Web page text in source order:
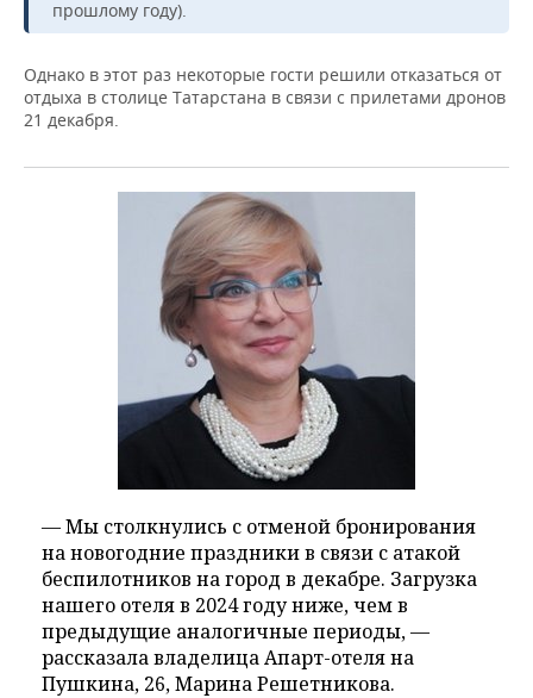
прошлому году).
Однако в этот раз некоторые гости решили отказаться от
отдыха в столице Татарстана в связи с прилетами дронов
21 декабря.
— Мы столкнулись с отменой бронирования
на новогодние праздники в связи с атакой
беспилотников на город в декабре. Загрузка
нашего отеля в 2024 году ниже, чем в
предыдущие аналогичные периоды, —
рассказала владелица Апарт-отеля на
Пушкина, 26, Марина Решетникова.